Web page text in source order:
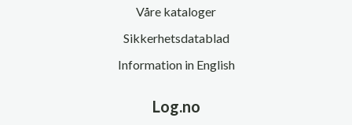
Våre kataloger
Sikkerhetsdatablad
Information in English
Log.no